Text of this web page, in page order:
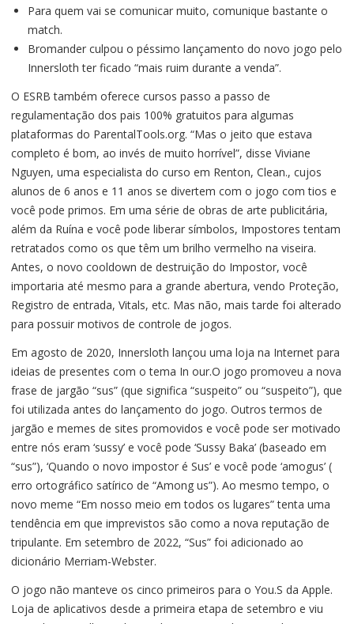
Para quem vai se comunicar muito, comunique bastante o
match.
Bromander culpou o péssimo lançamento do novo jogo pelo
Innersloth ter ficado “mais ruim durante a venda”.
O ESRB também oferece cursos passo a passo de
regulamentação dos pais 100% gratuitos para algumas
plataformas do ParentalTools.org. “Mas o jeito que estava
completo é bom, ao invés de muito horrível”, disse Viviane
Nguyen, uma especialista do curso em Renton, Clean., cujos
alunos de 6 anos e 11 anos se divertem com o jogo com tios e
você pode primos. Em uma série de obras de arte publicitária,
além da Ruína e você pode liberar símbolos, Impostores tentam
retratados como os que têm um brilho vermelho na viseira.
Antes, o novo cooldown de destruição do Impostor, você
importaria até mesmo para a grande abertura, vendo Proteção,
Registro de entrada, Vitals, etc. Mas não, mais tarde foi alterado
para possuir motivos de controle de jogos.
Em agosto de 2020, Innersloth lançou uma loja na Internet para
ideias de presentes com o tema In our.O jogo promoveu a nova
frase de jargão “sus” (que significa “suspeito” ou “suspeito”), que
foi utilizada antes do lançamento do jogo. Outros termos de
jargão e memes de sites promovidos e você pode ser motivado
entre nós eram ‘sussy’ e você pode ‘Sussy Baka’ (baseado em
“sus”), ‘Quando o novo impostor é Sus’ e você pode ‘amogus’ (
erro ortográfico satírico de “Among us”). Ao mesmo tempo, o
novo meme “Em nosso meio em todos os lugares” tenta uma
tendência em que imprevistos são como a nova reputação de
tripulante. Em setembro de 2022, “Sus” foi adicionado ao
dicionário Merriam-Webster.
O jogo não manteve os cinco primeiros para o You.S da Apple.
Loja de aplicativos desde a primeira etapa de setembro e viu